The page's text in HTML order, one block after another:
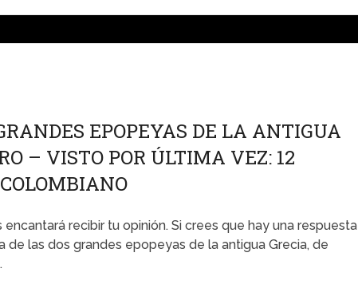
EPOPEYAS DE LA ANTIGUA
– VISTO POR ÚLTIMA VEZ: 12
recibir tu opinión. Si crees que hay una respuesta
de las dos grandes epopeyas de la antigua Grecia, de